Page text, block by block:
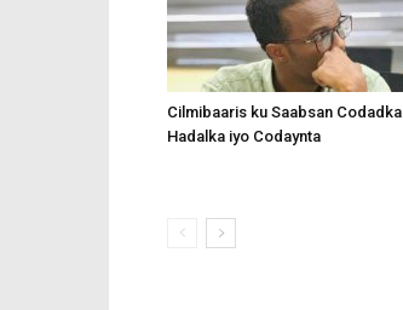
Cilmibaaris ku Saabsan Codadka
Hadalka iyo Codaynta